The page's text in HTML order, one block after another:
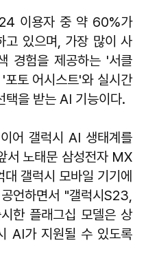
이용자 중 약 60%가
고 있으며, 가장 많이 사
경험을 제공하는 '서클
토 어시스트'와 실시간
택을 받는 AI 기능이다.
어 갤럭시 AI 생태계를
서 노태문 삼성전자 MX
갤럭시 모바일 기기에
언하면서 "갤럭시S23,
한 플래그십 모델은 상
AI가 지원될 수 있도록